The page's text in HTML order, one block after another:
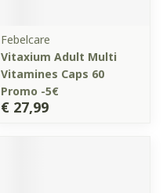
Febelcare
Vitaxium Adult Multi
Vitamines Caps 60
Promo -5€
€ 27,99